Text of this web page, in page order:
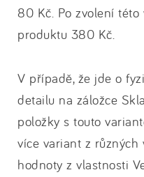
80 Kč. Po zvolení
produktu 380 Kč.
V případě, že jde o
detailu na záložce
položky s touto
více variant z
hodnoty z vlastnosti